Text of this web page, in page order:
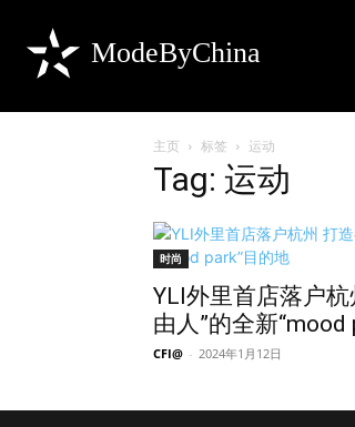
ModeByChina
主页 标签 运动
Tag: 运动
时尚
YLI外里首店落户杭
由人”的全新“mood
CFI@ - 2024年1月12日